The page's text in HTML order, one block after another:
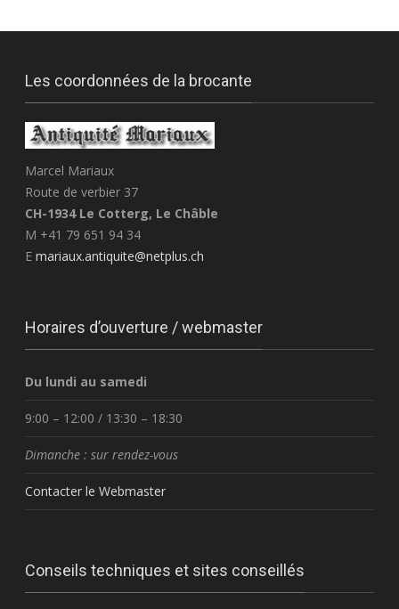
Les coordonnées de la brocante
Marcel Mariaux
Route de verbier 37
CH-1934 Le Cotterg, Le Châble
M +41 79 651 94 34
E mariaux.antiquite@netplus.ch
Horaires d’ouverture / webmaster
Du lundi au samedi
9:00 – 12:00 / 13:30 – 18:30
Dimanche : sur rendez-vous
Contacter le Webmaster
Conseils techniques et sites conseillés